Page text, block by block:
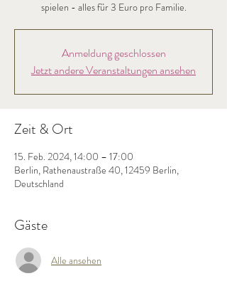
Anmeldung geschlossen
Jetzt andere Veranstaltungen ansehen
Zeit & Ort
15. Feb. 2024, 14:00 – 17:00
Berlin, Rathenaustraße 40, 12459 Berlin,
Deutschland
Gäste
Alle ansehen